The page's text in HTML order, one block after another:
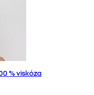
% viskóza